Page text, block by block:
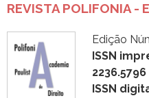
REVISTA POLIFONIA -
Edição
ISSN
2236.5796
ISSN